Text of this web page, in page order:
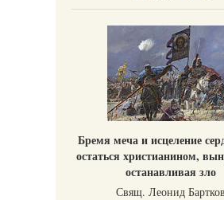
Бремя меча и исцеление
остаться христианином,
останавливая зло
Свящ. Леонид Бартков